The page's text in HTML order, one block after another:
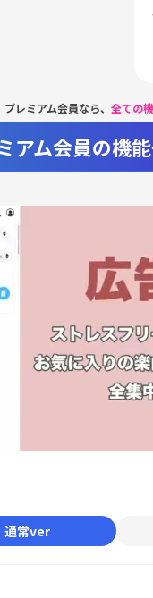
プレミアム会員なら、 全ての
アム会員の機
通常ver